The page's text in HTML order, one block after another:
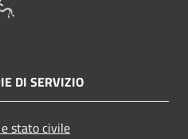
DI SERVIZIO
stato civile